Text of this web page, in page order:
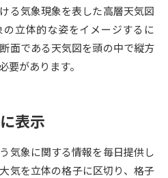
大学検索
国際・グローバルに強い大学特
集
奨学金・特待生制度特集
る気象現象を表した高層天気図
立体的な姿をイメージするに
面である天気図を頭の中で縦方
要があります。
表示
気象に関する情報を毎日提供し
気を立体の格子に区切り、格子